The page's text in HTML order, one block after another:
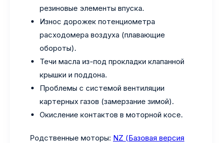
резиновые элементы впуска.
Износ дорожек потенциометра
расходомера воздуха (плавающие
обороты).
Течи масла из-под прокладки клапанной
крышки и поддона.
Проблемы с системой вентиляции
картерных газов (замерзание зимой).
Окисление контактов в моторной косе.
Родственные моторы: NZ (Базовая версия